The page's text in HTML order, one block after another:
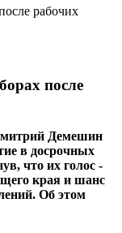
после
Демешин
в досрочных
что их голос -
края и шанс
Об этом